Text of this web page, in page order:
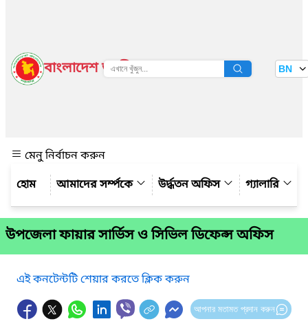
বাংলাদেশ জাতীয় তথ্য বাতায়ন BN
মেনু নির্বাচন করুন
আমাদের সর্ম্পকে
উর্দ্ধতন অফিস গ্যালারি
উপজেলা ফায়ার সার্ভিস ও সিভিল ডিফেন্স অফিস
এই কনটেন্টটি শেয়ার করতে ক্লিক করুন
আপনার মতামত প্রদান করুন